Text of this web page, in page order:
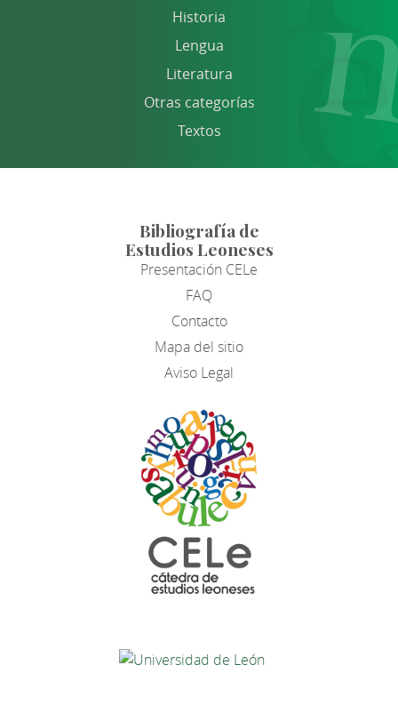
Historia
Lengua
Literatura
Otras categorías
Textos
Bibliografía de
Estudios Leoneses
Presentación CELe
FAQ
Contacto
Mapa del sitio
Aviso Legal